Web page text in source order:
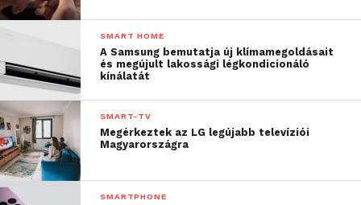
üzemidőre képesek.
A rendezvényen bemutatkozott a HUAWEI WATCH
D2 okosóra is, amely HUAWEI TruSense rendszere
révén gyorsabb eredményeket biztosít. Az óra
könnyű és vékony kialakítású, ultravékony
mechanikai légpárnával és 1,82 hüvelykes kijelzővel
felszerelt. Ezenkívül az okosóra segítségével
egyetlen érintéssel akár 9 egészségügyi érték
mérhető egyidőben, valamint egészségügyi
SMART HOME
A Samsung bemutatja új klímamegoldásait
és megújult lakossági légkondicionáló
kínálatát
SMART-TV
Megérkeztek az LG legújabb televíziói
Magyarországra
SMARTPHONE